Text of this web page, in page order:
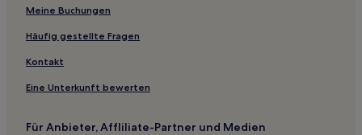
Gemeinde Kinda: Hotels
Meine Buchungen
Häufig gestellte Fragen
Kontakt
Eine Unterkunft bewerten
Für Anbieter, Affliliate-Partner und Medien